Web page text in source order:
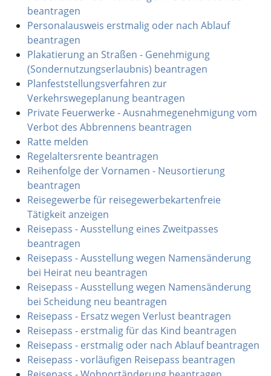
beantragen
Personalausweis erstmalig oder nach Ablauf
beantragen
Plakatierung an Straßen - Genehmigung
(Sondernutzungserlaubnis) beantragen
Planfeststellungsverfahren zur
Verkehrswegeplanung beantragen
Private Feuerwerke - Ausnahmegenehmigung vom
Verbot des Abbrennens beantragen
Ratte melden
Regelaltersrente beantragen
Reihenfolge der Vornamen - Neusortierung
beantragen
Reisegewerbe für reisegewerbekartenfreie
Tätigkeit anzeigen
Reisepass - Ausstellung eines Zweitpasses
beantragen
Reisepass - Ausstellung wegen Namensänderung
bei Heirat neu beantragen
Reisepass - Ausstellung wegen Namensänderung
bei Scheidung neu beantragen
Reisepass - Ersatz wegen Verlust beantragen
Reisepass - erstmalig für das Kind beantragen
Reisepass - erstmalig oder nach Ablauf beantragen
Reisepass - vorläufigen Reisepass beantragen